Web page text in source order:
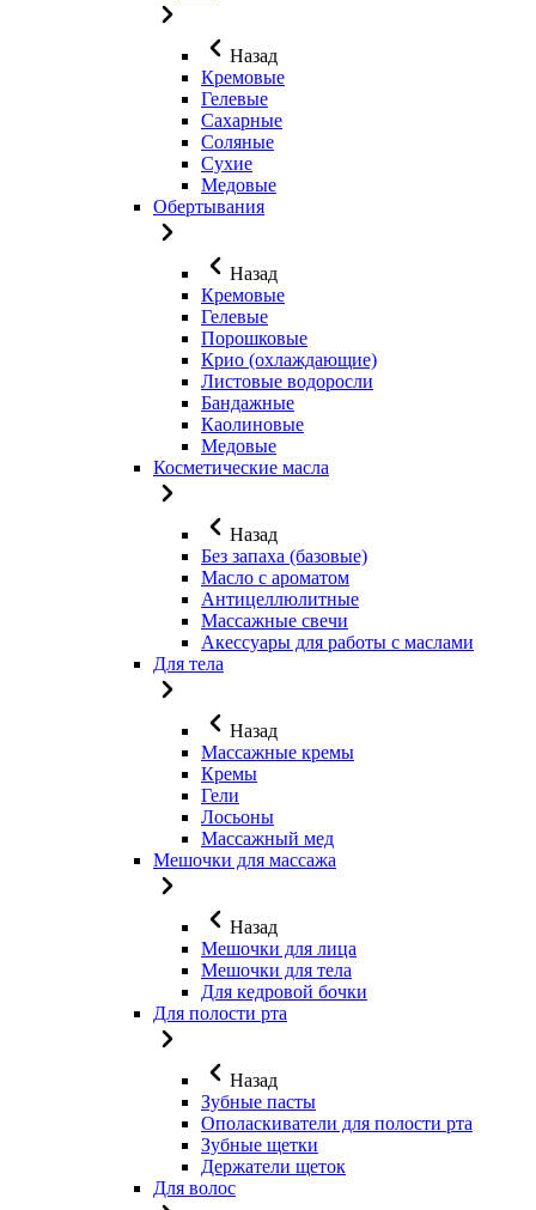
Назад
Кремовые
Гелевые
Сахарные
Соляные
Сухие
Медовые
Обертывания
Назад
Кремовые
Гелевые
Порошковые
Крио (охлаждающие)
Листовые водоросли
Бандажные
Каолиновые
Медовые
Косметические масла
Назад
Без запаха (базовые)
Масло с ароматом
Антицеллюлитные
Массажные свечи
Акессуары для работы с маслами
Для тела
Назад
Массажные кремы
Кремы
Гели
Лосьоны
Массажный мед
Мешочки для массажа
Назад
Мешочки для лица
Мешочки для тела
Для кедровой бочки
Для полости рта
Назад
Зубные пасты
Ополаскиватели для полости рта
Зубные щетки
Держатели щеток
Для волос